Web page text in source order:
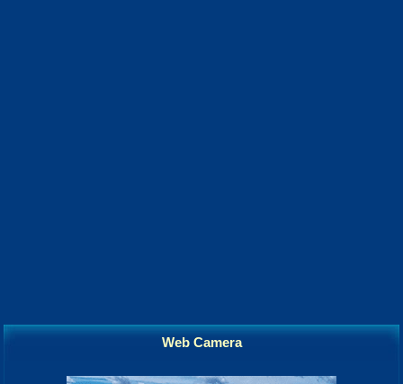
Web Camera